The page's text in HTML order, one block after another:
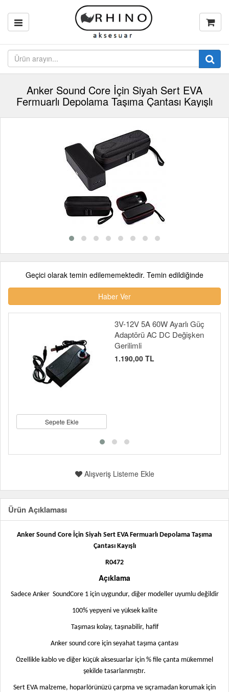
Anker Sound Core İçin Siyah Sert EVA
Fermuarlı Depolama Taşıma Çantası Kayışlı
Geçici olarak temin edilememektedir. Temin edildiğinde
Haber Ver
Sepete Ekle
3V-12V 5A 60W Ayarlı Güç
Adaptörü AC DC Değişken
Gerilimli
1.190,00 TL
Alışveriş Listeme Ekle
Ürün Açıklaması
Anker Sound Core İçin Siyah Sert EVA Fermuarlı Depolama Taşıma
Çantası Kayışlı
R0472
Açıklama
Sadece Anker SoundCore 1 için uygundur, diğer modeller uyumlu değildir
100% yepyeni ve yüksek kalite
Taşıması kolay, taşınabilir, hafif
Anker sound core için seyahat taşıma çantası
Özellikle kablo ve diğer küçük aksesuarlar için % file çanta mükemmel
şekilde tasarlanmıştır.
Sert EVA malzeme, hoparlörünüzü çarpma ve sıçramadan korumak için